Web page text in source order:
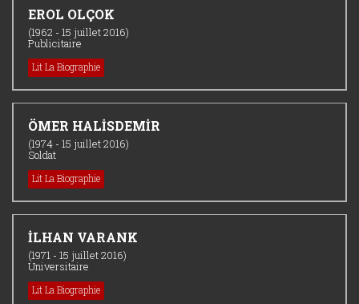
EROL OLÇOK
(1962 - 15 juillet 2016)
Publicitaire
Lit La Biographie
ÖMER HALİSDEMİR
(1974 - 15 juillet 2016)
Soldat
Lit La Biographie
İLHAN VARANK
(1971 - 15 juillet 2016)
Universitaire
Lit La Biographie